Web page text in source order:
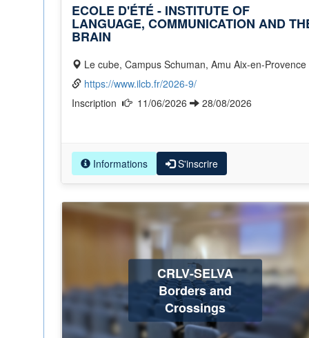
ECOLE D'ÉTÉ - INSTITUTE OF
LANGUAGE, COMMUNICATION AND
BRAIN
Le cube, Campus Schuman, Amu Aix-en-Provence
https://www.ilcb.fr/2026-9/
11/06/2026 28/08/2026
Informations S'inscrire
CRLV-SELVA
Borders and
Crossings